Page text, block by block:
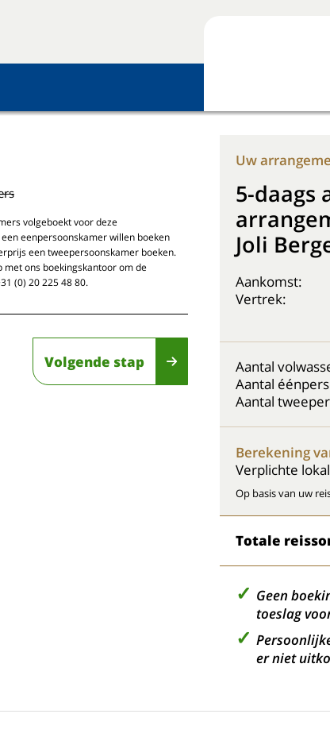
volgeboekt voor deze
eenpersoonskamer willen boeken
een tweepersoonskamer boeken.
ons boekingskantoor om de
(0) 20 225 48 80.
Volgende stap
Uw
5-daags
Joli
Aankomst:
Vertrek:
Aantal
Aantal
Aantal
Berekening
Verplichte
Op basis van uw
Totale
Geen
toeslag
er niet